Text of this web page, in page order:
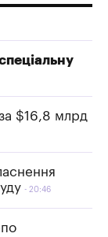
$16,8 млрд
20:46